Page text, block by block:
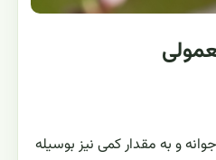
و به مقدار کمی نیز بوسیله